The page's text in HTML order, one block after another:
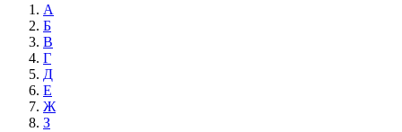
А
Б
В
Г
Д
Е
Ж
З